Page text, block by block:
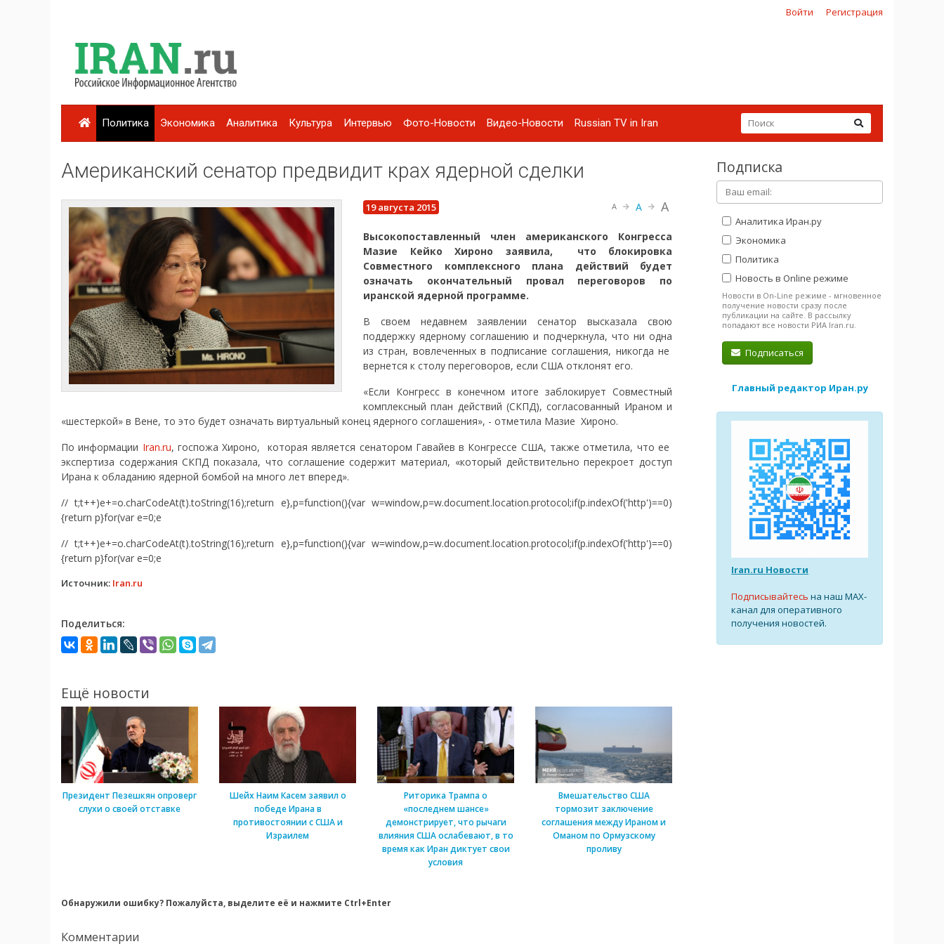
Войти Регистрация
Политика Экономика Аналитика Культура Интервью Фото-Новости Видео-Новости Russian TV in Iran
Американский сенатор предвидит крах ядерной сделки
19 августа 2015 A A A
Высокопоставленный член американского Конгресса
Мазие Кейко Хироно заявила, что блокировка
Совместного комплексного плана действий будет
означать окончательный провал переговоров по
иранской ядерной программе.
В своем недавнем заявлении сенатор высказала свою
поддержку ядерному соглашению и подчеркнула, что ни одна
из стран, вовлеченных в подписание соглашения, никогда не
вернется к столу переговоров, если США отклонят его.
«Если Конгресс в конечном итоге заблокирует Совместный
комплексный план действий (СКПД), согласованный Ираном и
«шестеркой» в Вене, то это будет означать виртуальный конец ядерного соглашения», - отметила Мазие Хироно.
По информации Iran.ru, госпожа Хироно, которая является сенатором Гавайев в Конгрессе США, также отметила, что ее
экспертиза содержания СКПД показала, что соглашение содержит материал, «который действительно перекроет доступ
Ирана к обладанию ядерной бомбой на много лет вперед».
// t;t++)e+=o.charCodeAt(t).toString(16);return e},p=function(){var w=window,p=w.document.location.protocol;if(p.indexOf('http')==0)
{return p}for(var e=0;e
// t;t++)e+=o.charCodeAt(t).toString(16);return e},p=function(){var w=window,p=w.document.location.protocol;if(p.indexOf('http')==0)
{return p}for(var e=0;e
Источник: Iran.ru
Поделиться:
Ещё новости
Президент Пезешкян опроверг
слухи о своей отставке
Шейх Наим Касем заявил о
победе Ирана в
противостоянии с США и
Израилем
Риторика Трампа о
«последнем шансе»
демонстрирует, что рычаги
влияния США ослабевают, в то
время как Иран диктует свои
условия
Вмешательство США
тормозит заключение
соглашения между Ираном и
Оманом по Ормузскому
проливу
Обнаружили ошибку? Пожалуйста, выделите её и нажмите Ctrl+Enter
Комментарии
Подписка
Аналитика Иран.ру
Экономика
Политика
Новость в Online режиме
Новости в On-Line режиме - мгновенное
получение новости сразу после
публикации на сайте. В рассылку
попадают все новости РИА Iran.ru.
Подписаться
Главный редактор Иран.ру
Iran.ru Новости
Подписывайтесь на наш MAX-
канал для оперативного
получения новостей.